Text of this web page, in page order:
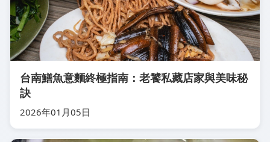
台南鱔魚意麵終極指南：老饕私藏店家與美味秘
訣
2026年01月05日